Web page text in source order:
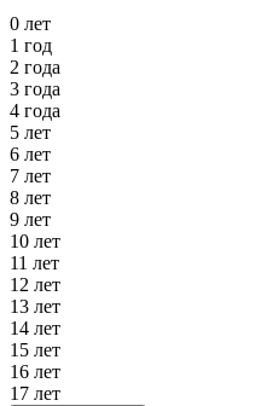
0 лет
1 год
2 года
3 года
4 года
5 лет
6 лет
7 лет
8 лет
9 лет
10 лет
11 лет
12 лет
13 лет
14 лет
15 лет
16 лет
17 лет